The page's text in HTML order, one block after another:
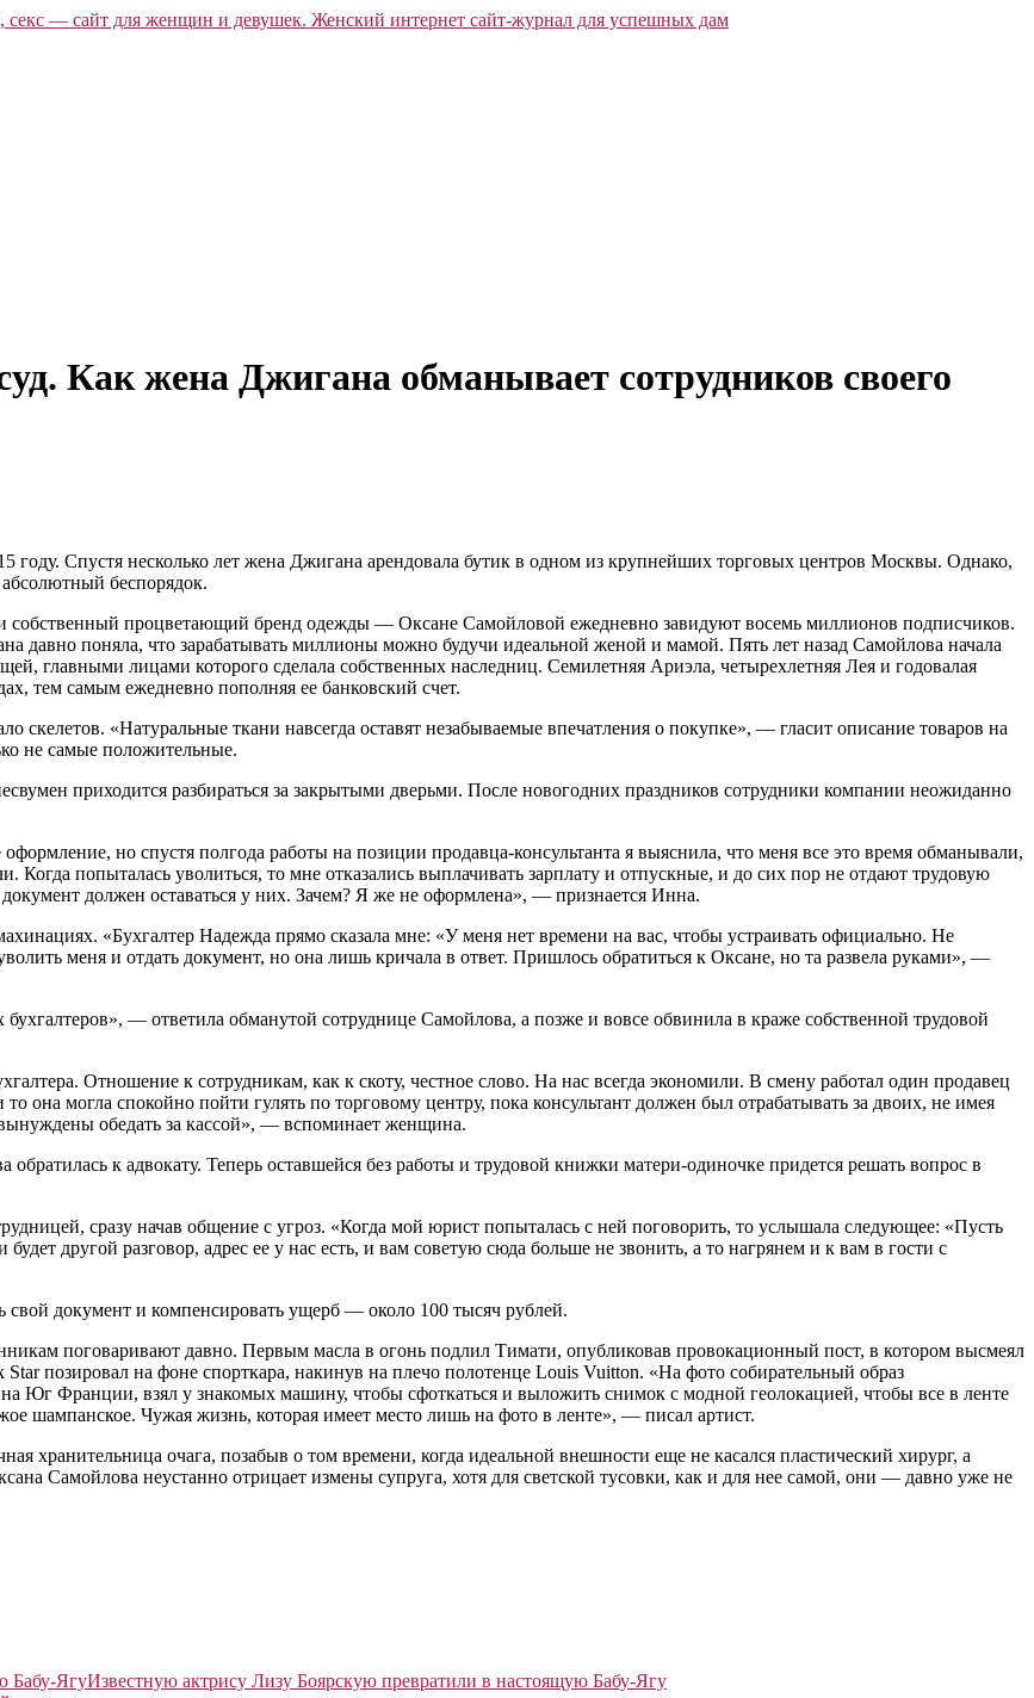
Как жена Джигана обманывает сотрудников своего
году. Спустя несколько лет жена Джигана арендовала бутик в одном из крупнейших торговых центров Москвы. Однако,
беспорядок.
процветающий бренд одежды — Оксане Самойловой ежедневно завидуют восемь миллионов подписчиков.
давно поняла, что зарабатывать миллионы можно будучи идеальной женой и мамой. Пять лет назад Самойлова начала
главными лицами которого сделала собственных наследниц. Семилетняя Ариэла, четырехлетняя Лея и годовалая
тем самым ежедневно пополняя ее банковский счет.
скелетов. «Натуральные ткани навсегда оставят незабываемые впечатления о покупке», — гласит описание товаров на
не самые положительные.
приходится разбираться за закрытыми дверьми. После новогодних праздников сотрудники компании неожиданно
но спустя полгода работы на позиции продавца-консультанта я выяснила, что меня все это время обманывали,
Когда попыталась уволиться, то мне отказались выплачивать зарплату и отпускные, и до сих пор не отдают трудовую
должен оставаться у них. Зачем? Я же не оформлена», — признается Инна.
«Бухгалтер Надежда прямо сказала мне: «У меня нет времени на вас, чтобы устраивать официально. Не
меня и отдать документ, но она лишь кричала в ответ. Пришлось обратиться к Оксане, но та развела руками», —
бухгалтеров», — ответила обманутой сотруднице Самойлова, а позже и вовсе обвинила в краже собственной трудовой
Отношение к сотрудникам, как к скоту, честное слово. На нас всегда экономили. В смену работал один продавец
могла спокойно пойти гулять по торговому центру, пока консультант должен был отрабатывать за двоих, не имея
обедать за кассой», — вспоминает женщина.
к адвокату. Теперь оставшейся без работы и трудовой книжки матери-одиночке придется решать вопрос в
сразу начав общение с угроз. «Когда мой юрист попыталась с ней поговорить, то услышала следующее: «Пусть
другой разговор, адрес ее у нас есть, и вам советую сюда больше не звонить, а то нагрянем и к вам в гости с
свой документ и компенсировать ущерб — около 100 тысяч рублей.
поговаривают давно. Первым масла в огонь подлил Тимати, опубликовав провокационный пост, в котором высмеял
позировал на фоне спорткара, накинув на плечо полотенце Louis Vuitton. «На фото собирательный образ
на Юг Франции, взял у знакомых машину, чтобы сфоткаться и выложить снимок с модной геолокацией, чтобы все в ленте
шампанское. Чужая жизнь, которая имеет место лишь на фото в ленте», — писал артист.
хранительница очага, позабыв о том времени, когда идеальной внешности еще не касался пластический хирург, а
Самойлова неустанно отрицает измены супруга, хотя для светской тусовки, как и для нее самой, они — давно уже не
Известную актрису Лизу Боярскую превратили в настоящую Бабу-Ягу